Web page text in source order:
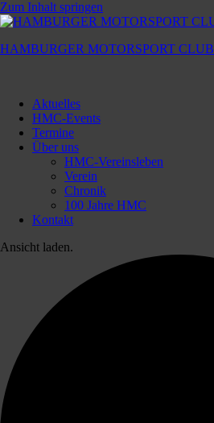
Zum Inhalt springen
HAMBURGER MOTORSPORT CLUB
Motorsport
Club
Aktuelles
HMC-Events
Termine
Über uns
HMC-Vereinsleben
Verein
Chronik
100 Jahre HMC
Kontakt
Ansicht laden.